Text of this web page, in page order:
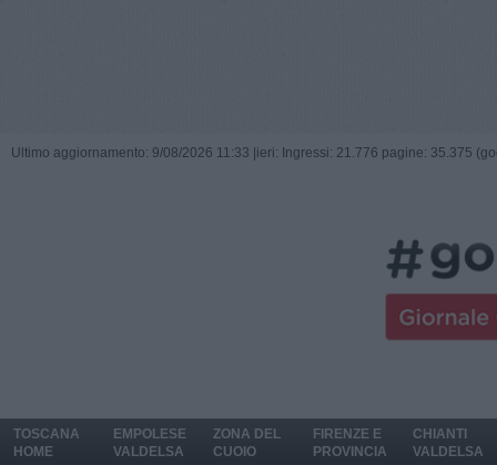
Ultimo aggiornamento: 9/08/2026 11:33 | ieri: Ingressi: 21.776 pagine: 35.375
TOSCANA
HOME
EMPOLESE
VALDELSA
ZONA DEL
CUOIO
FIRENZE E
PROVINCIA
CHIANTI
VALDELSA